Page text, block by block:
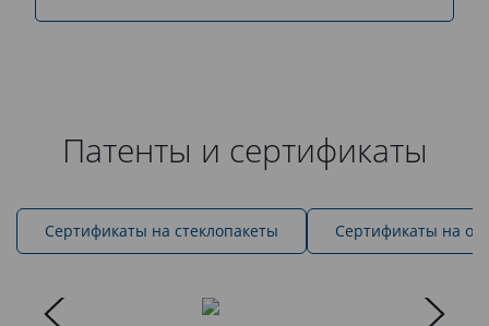
Патенты и сертификаты
Cертификаты на стеклопакеты Сертификаты на